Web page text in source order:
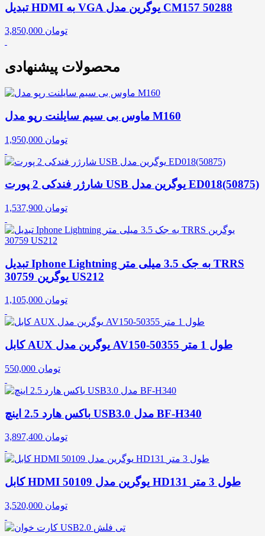
تبدیل HDMI به VGA یوگرین مدل CM157 50288
3,850,000 تومان
محصولات پیشنهادی
ماوس بی سیم سایلنت رپو مدل M160
1,950,000 تومان
شارژر فندکی 2 پورت USB یوگرین مدل ED018(50875)
1,537,900 تومان
تبدیل Iphone Lightning به جک 3.5 میلی متر TRRS
یوگرین 30759 US212
1,105,000 تومان
کابل AUX یوگرین مدل AV150-50355 طول 1 متر
550,000 تومان
باکس هارد 2.5 اینچ USB3.0 مدل BF-H340
3,897,400 تومان
کابل HDMI یوگرین مدل 50109 HD131 طول 3 متر
3,520,000 تومان